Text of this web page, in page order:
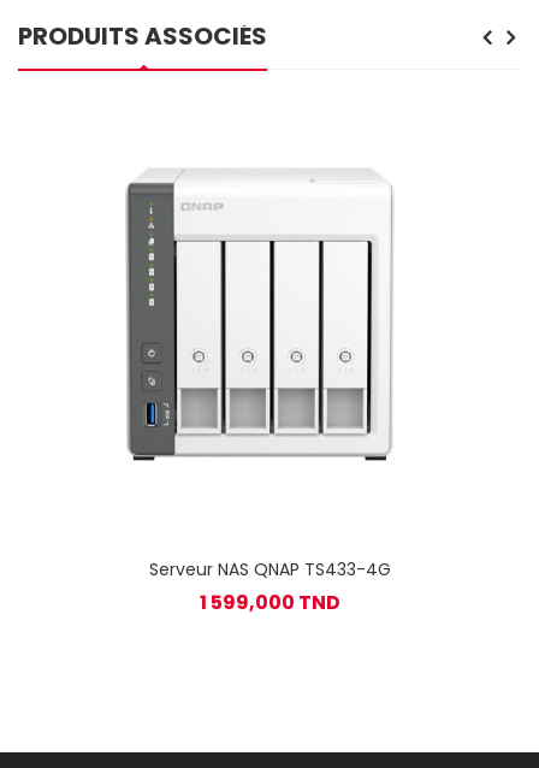
PRODUITS ASSOCIÉS
Serveur NAS QNAP TS433-4G
1 599,000 TND